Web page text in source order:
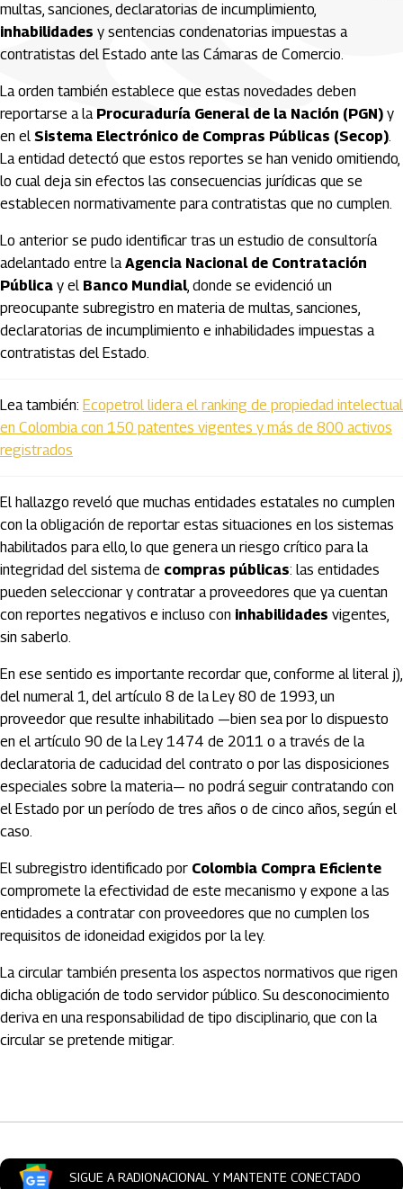
multas, sanciones, declaratorias de incumplimiento,
inhabilidades y sentencias condenatorias impuestas a
contratistas del Estado ante las Cámaras de Comercio.
La orden también establece que estas novedades deben
reportarse a la Procuraduría General de la Nación (PGN) y
en el Sistema Electrónico de Compras Públicas (Secop).
La entidad detectó que estos reportes se han venido omitiendo,
lo cual deja sin efectos las consecuencias jurídicas que se
establecen normativamente para contratistas que no cumplen.
Lo anterior se pudo identificar tras un estudio de consultoría
adelantado entre laAgencia Nacional de Contratación
Pública y el Banco Mundial, donde se evidenció un
preocupante subregistro en materia de multas, sanciones,
declaratorias de incumplimiento e inhabilidades impuestas a
contratistas del Estado.
Lea también: Ecopetrol lidera el ranking de propiedad intelectual
en Colombia con 150 patentes vigentes y más de 800 activos
registrados
El hallazgo reveló que muchas entidades estatales no cumplen
con la obligación de reportar estas situaciones en los sistemas
habilitados para ello, lo que genera un riesgo crítico para la
integridad del sistema de compras públicas: las entidades
pueden seleccionar y contratar a proveedores que ya cuentan
con reportes negativos e incluso con inhabilidades vigentes,
sin saberlo.
En ese sentido es importante recordar que, conforme al literal j),
del numeral 1, del artículo 8 de la Ley 80 de 1993, un
proveedor que resulte inhabilitado —bien sea por lo dispuesto
en el artículo 90 de la Ley 1474 de 2011 o a través de la
declaratoria de caducidad del contrato o por las disposiciones
especiales sobre la materia— no podrá seguir contratando con
el Estado por un período de tres años o de cinco años, según el
caso.
El subregistro identificado por Colombia Compra Eficiente
compromete la efectividad de este mecanismo y expone a las
entidades a contratar con proveedores que no cumplen los
requisitos de idoneidad exigidos por la ley.
La circular también presenta los aspectos normativos que rigen
dicha obligación de todo servidor público. Su desconocimiento
deriva en una responsabilidad de tipo disciplinario, que con la
circular se pretende mitigar.
SIGUE A RADIONACIONAL Y MANTENTE CONECTADO